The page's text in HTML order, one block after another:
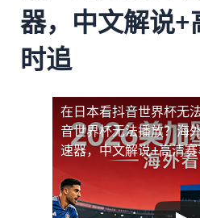
器，中文解说+
时追
在日本看抖音世界杯无
音世界杯无法播放？海
速器，中文解说+高清